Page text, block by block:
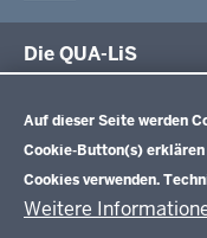
Auf dieser Seite werden
Cookie-Button(s)
Cookies verwenden.
Weitere
Die QUA-LiS
Veröffentlichungen
Schulentwicklung
Schulentwicklung
Unterricht
Standardsicherung